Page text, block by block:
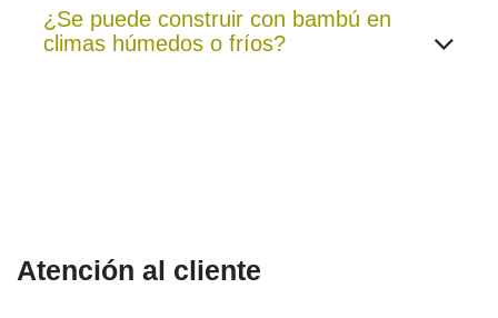
¿Se puede construir con bambú en
climas húmedos o fríos?
Atención al cliente